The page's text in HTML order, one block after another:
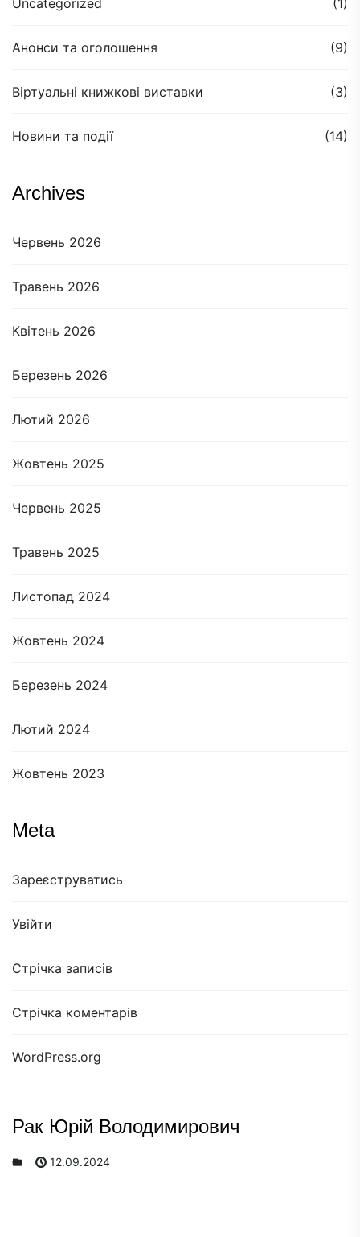
Uncategorized (1)
Анонси та оголошення (9)
Віртуальні книжкові виставки (3)
Новини та події (14)
Archives
Червень 2026
Травень 2026
Квітень 2026
Березень 2026
Лютий 2026
Жовтень 2025
Червень 2025
Травень 2025
Листопад 2024
Жовтень 2024
Березень 2024
Лютий 2024
Жовтень 2023
Meta
Зареєструватись
Увійти
Стрічка записів
Стрічка коментарів
WordPress.org
Рак Юрій Володимирович
12.09.2024